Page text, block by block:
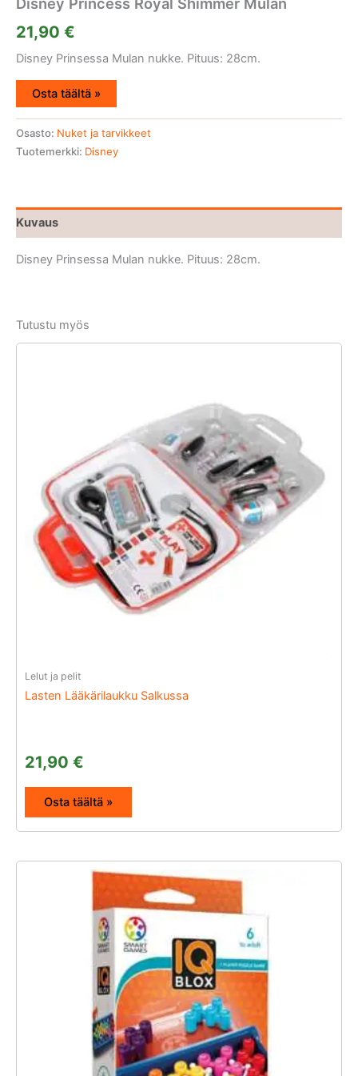
21,90 €
Disney Prinsessa Mulan nukke. Pituus: 28cm.
Osta täältä »
Osasto: Nuket ja tarvikkeet
Tuotemerkki: Disney
Kuvaus
Disney Prinsessa Mulan nukke. Pituus: 28cm.
Tutustu myös
Lelut ja pelit
Lasten Lääkärilaukku Salkussa
21,90 €
Osta täältä »